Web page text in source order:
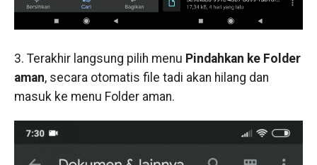
3. Terakhir langsung pilih menu Pindahkan ke Folder
aman, secara otomatis file tadi akan hilang dan
masuk ke menu Folder aman.